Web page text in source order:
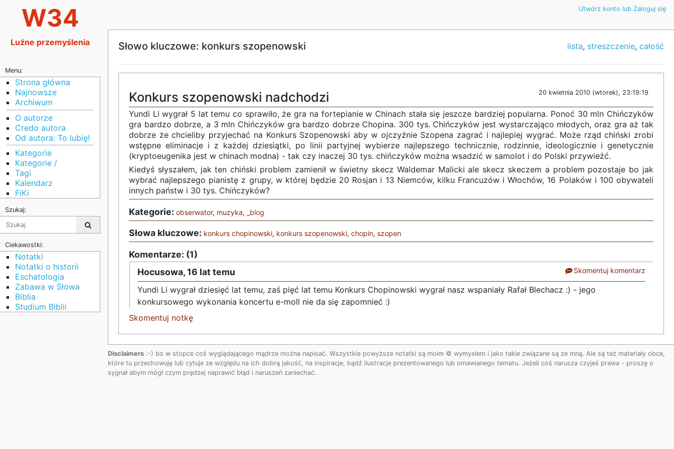
W34
Luźne przemyślenia
Menu:
Strona główna
Najnowsze
Archiwum
O autorze
Credo autora
Od autora: To lubię!
Kategorie
Kategorie /
Tagi
Kalendarz
FiKi
Szukaj:
Ciekawostki:
Notatki
Notatki o historii
Eschatologia
Zabawa w Słowa
Biblia
Studium Biblii
Utwórz konto lub Zaloguj się
Słowo kluczowe: konkurs szopenowski lista, streszczenie, całość
20 kwietnia 2010 (wtorek), 23:19:19
Konkurs szopenowski nadchodzi
Yundi Li wygrał 5 lat temu co sprawiło, że gra na fortepianie w Chinach stała się jeszcze bardziej popularna. Ponoć 30 mln Chińczyków
gra bardzo dobrze, a 3 mln Chińczyków gra bardzo dobrze Chopina. 300 tys. Chińczyków jest wystarczająco młodych, oraz gra aż tak
dobrze że chcieliby przyjechać na Konkurs Szopenowski aby w ojczyźnie Szopena zagrać i najlepiej wygrać. Może rząd chiński zrobi
wstępne eliminacje i z każdej dziesiątki, po linii partyjnej wybierze najlepszego technicznie, rodzinnie, ideologicznie i genetycznie
(kryptoeugenika jest w chinach modna) - tak czy inaczej 30 tys. chińczyków można wsadzić w samolot i do Polski przywieźć.
Kiedyś słyszałem, jak ten chiński problem zamienił w świetny skecz Waldemar Malicki ale skecz skeczem a problem pozostaje bo jak
wybrać najlepszego pianistę z grupy, w której będzie 20 Rosjan i 13 Niemców, kilku Francuzów i Włochów, 16 Polaków i 100 obywateli
innych państw i 30 tys. Chińczyków?
Kategorie: obserwator, muzyka, _blog
Słowa kluczowe: konkurs chopinowski, konkurs szopenowski, chopin, szopen
Komentarze: (1)
Hocusowa,16 lat temu Skomentuj komentarz
Yundi Li wygrał dziesięć lat temu, zaś pięć lat temu Konkurs Chopinowski wygrał nasz wspaniały Rafał Blechacz :) - jego
konkursowego wykonania koncertu e-moll nie da się zapomnieć :)
Skomentuj notkę
Disclaimers :-) bo w stopce coś wyglądającego mądrze można napisać. Wszystkie powyższe notatki są moim © wymysłem i jako takie związane są ze mną. Ale są też materiały obce,
które tu przechowuję lub cytuje ze względu na ich dobrą jakość, na inspiracje, bądź ilustracje prezentowanego lub omawianego tematu. Jeżeli coś narusza czyjeś prawa - proszę o
sygnał abym mógł czym prędzej naprawić błąd i naruszeń zaniechać.